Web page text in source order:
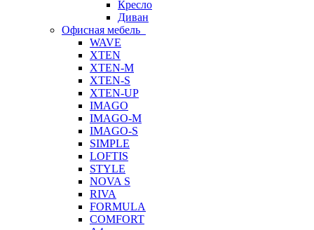
Кресло
Диван
Офисная мебель
WAVE
XTEN
XTEN-M
XTEN-S
XTEN-UP
IMAGO
IMAGO-M
IMAGO-S
SIMPLE
LOFTIS
STYLE
NOVA S
RIVA
FORMULA
COMFORT